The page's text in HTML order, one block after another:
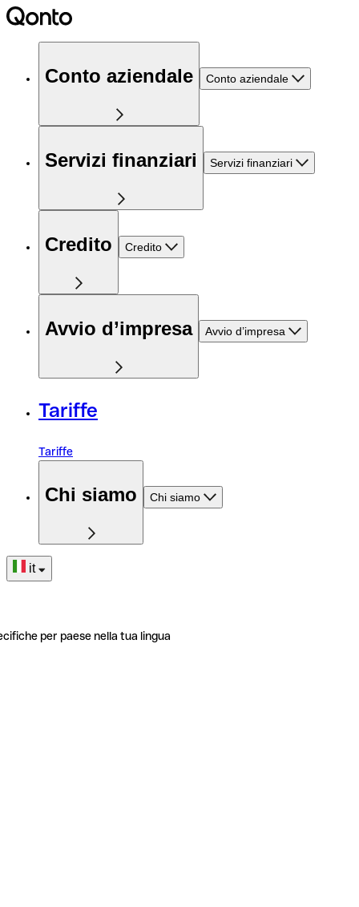
Conto aziendale Conto aziendale
Servizi finanziari Servizi finanziari
Credito Credito
Avvio d’impresa Avvio d’impresa
Tariffe
Tariffe
Chi siamo Chi siamo
it
per paese nella tua lingua